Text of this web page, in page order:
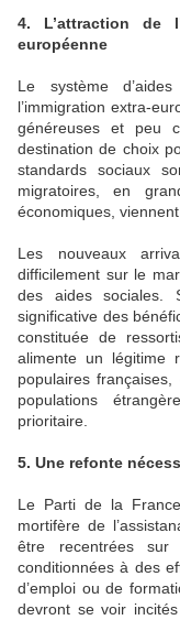
4. L’attraction de
européenne
Le système
l’immigration extra-
généreuses et peu
destination de choix
standards sociaux
migratoires, en
économiques,
Les nouveaux
difficilement sur le
des aides sociales.
significative des
constituée de
alimente un légitime
populaires
populations
prioritaire.
5. Une refonte
Le Parti de la
mortifère de
être recentrées
conditionnées à des
d’emploi ou de
devront se voir